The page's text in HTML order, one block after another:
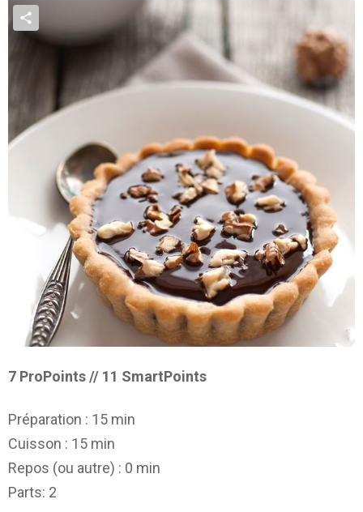
7 ProPoints // 11 SmartPoints
Préparation : 15 min
Cuisson : 15 min
Repos (ou autre) : 0 min
Parts: 2